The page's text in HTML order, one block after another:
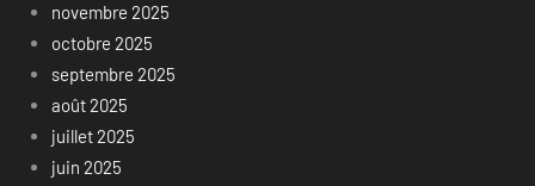
novembre 2025
octobre 2025
septembre 2025
août 2025
juillet 2025
juin 2025